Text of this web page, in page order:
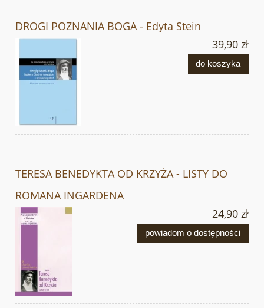
DROGI POZNANIA BOGA - Edyta Stein
39,90 zł
do koszyka
TERESA BENEDYKTA OD KRZYŻA - LISTY DO
ROMANA INGARDENA
24,90 zł
powiadom o dostępności